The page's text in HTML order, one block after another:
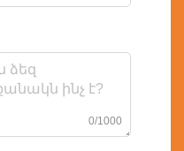
0/1000